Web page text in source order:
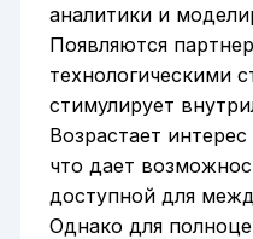
аналитики и
Появляются
технологическими
стимулирует
Возрастает
что дает
доступной для
Однако для